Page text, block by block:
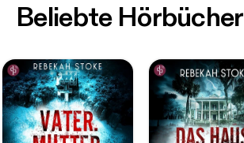
Beliebte Hörbücher